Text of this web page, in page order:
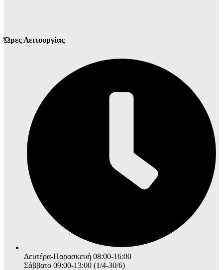
Ώρες Λειτουργίας
Δευτέρα-Παρασκευή 08:00-16:00
Σάββατο 09:00-13:00 (1/4-30/6)